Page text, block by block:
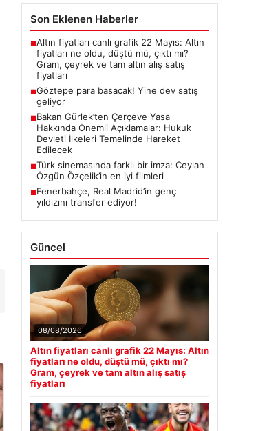
Son Eklenen Haberler
■Altın fiyatları canlı grafik 22 Mayıs: Altın
fiyatları ne oldu, düştü mü, çıktı mı?
Gram, çeyrek ve tam altın alış satış
fiyatları
■Göztepe para basacak! Yine dev satış
geliyor
■Bakan Gürlek’ten Çerçeve Yasa
Hakkında Önemli Açıklamalar: Hukuk
Devleti İlkeleri Temelinde Hareket
Edilecek
■Türk sinemasında farklı bir imza: Ceylan
Özgün Özçelik’in en iyi filmleri
■Fenerbahçe, Real Madrid’in genç
yıldızını transfer ediyor!
Güncel
08/08/2026
Altın fiyatları canlı grafik 22 Mayıs: Altın
fiyatları ne oldu, düştü mü, çıktı mı?
Gram, çeyrek ve tam altın alış satış
fiyatları